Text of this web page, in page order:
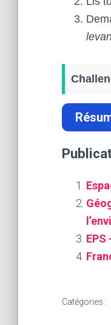
Catégories :